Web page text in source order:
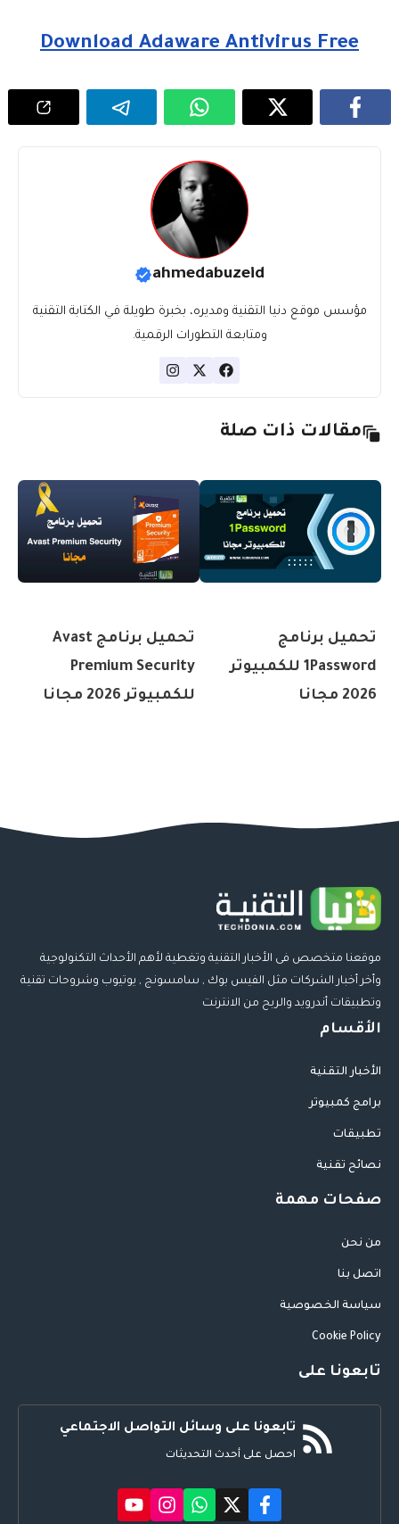
Download Adaware Antivirus Free
ahmedabuzeid
مؤسس موقع دنيا التقنية ومديره، بخبرة طويلة في الكتابة التقنية
ومتابعة التطورات الرقمية.
مقالات ذات صلة
تحميل برنامج
1Password للكمبيوتر
2026 مجانا
تحميل برنامج Avast
Premium Security
للكمبيوتر 2026 مجانا
موقعنا متخصص فى الأخبار التقنية وتغطية لأهم الأحداث التكنولوجية
وأخر أخبار الشركات مثل الفيس بوك , سامسونج , يوتيوب وشروحات تقنية
وتطبيقات أندرويد والربح من الانترنت
الأقسام
الأخبار التقنية
برامج كمبيوتر
تطبيقات
نصائح تقنية
صفحات مهمة
من نحن
اتصل بنا
سياسة الخصوصية
Cookie Policy
تابعونا على
تابعونا على وسائل التواصل الاجتماعي
احصل على أحدث التحديثات